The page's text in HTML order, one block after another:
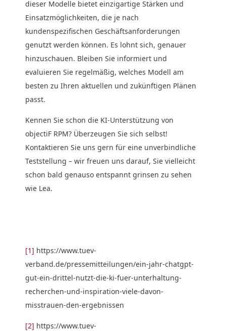
dieser Modelle bietet einzigartige Stärken und
Einsatzmöglichkeiten, die je nach
kundenspezifischen Geschäftsanforderungen
genutzt werden können. Es lohnt sich, genauer
hinzuschauen. Bleiben Sie informiert und
evaluieren Sie regelmäßig, welches Modell am
besten zu Ihren aktuellen und zukünftigen Plänen
passt.
Kennen Sie schon die KI-Unterstützung von
objectiF RPM? Überzeugen Sie sich selbst!
Kontaktieren Sie uns gern für eine unverbindliche
Teststellung – wir freuen uns darauf, Sie vielleicht
schon bald genauso entspannt grinsen zu sehen
wie Lea.
[1] https://www.tuev-
verband.de/pressemitteilungen/ein-jahr-chatgpt-
gut-ein-drittel-nutzt-die-ki-fuer-unterhaltung-
recherchen-und-inspiration-viele-davon-
misstrauen-den-ergebnissen
[2] https://www.tuev-